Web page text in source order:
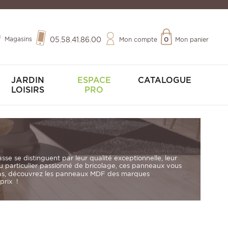
Magasins 05.58.41.86.00 Mon compte Mon panier
0
JARDIN
LOISIRS
ESPACE
PRO
CATALOGUE
se distinguent par leur qualité exceptionnelle, leur
passionné de bricolage, ces panneaux vous
découvrez les panneaux MDF des marques
prix !